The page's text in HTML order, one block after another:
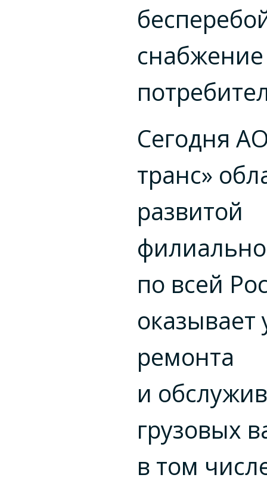
Сегодня
транс»
развитой
по всей
оказывает
ремонта
и
грузовых
в том